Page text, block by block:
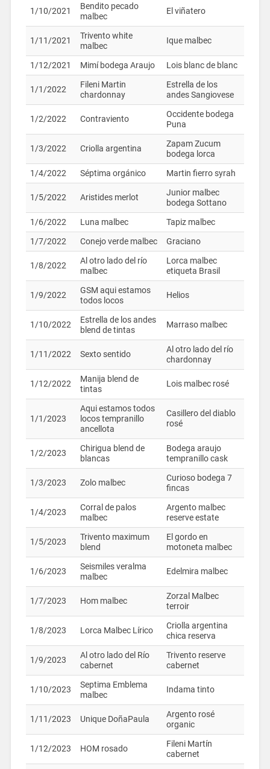
1/10/2021
Bendito pecado
malbec
El viñatero
1/11/2021
Trivento white
malbec
Ique malbec
1/12/2021 Mimí bodega Araujo Lois blanc de blanc
1/1/2022
Fileni Martin
chardonnay
Estrella de los
andes Sangiovese
1/2/2022 Contraviento
Occidente bodega
Puna
1/3/2022 Criolla argentina
Zapam Zucum
bodega lorca
1/4/2022
Séptima orgánico Martin fierro syrah
1/5/2022 Aristides merlot
Junior malbec
bodega Sottano
1/6/2022
Luna malbec
Tapiz malbec
1/7/2022
Conejo verde malbec Graciano
1/8/2022
Al otro lado del río
malbec
Lorca malbec
etiqueta Brasil
1/9/2022
GSM aqui estamos
todos locos
Helios
1/10/2022
Estrella de los andes
blend de tintas
Marraso malbec
1/11/2022 Sexto sentido
Al otro lado del río
chardonnay
1/12/2022
Manija blend de
tintas
Lois malbec rosé
1/1/2023
Aqui estamos todos
locos tempranillo
ancellota
Casillero del diablo
rosé
1/2/2023
Chirigua blend de
blancas
Bodega araujo
tempranillo cask
1/3/2023 Zolo malbec
Curioso bodega 7
fincas
1/4/2023
Corral de palos
malbec
Argento malbec
reserve estate
1/5/2023
Trivento maximum
blend
El gordo en
motoneta malbec
1/6/2023
Seismiles veralma
malbec
Edelmira malbec
1/7/2023 Hom malbec
Zorzal Malbec
terroir
1/8/2023 Lorca Malbec Lírico
Criolla argentina
chica reserva
1/9/2023
Al otro lado del Río
cabernet
Trivento reserve
cabernet
1/10/2023
Septima Emblema
malbec
Indama tinto
1/11/2023 Unique DoñaPaula
Argento rosé
organic
1/12/2023 HOM rosado
Fileni Martín
cabernet